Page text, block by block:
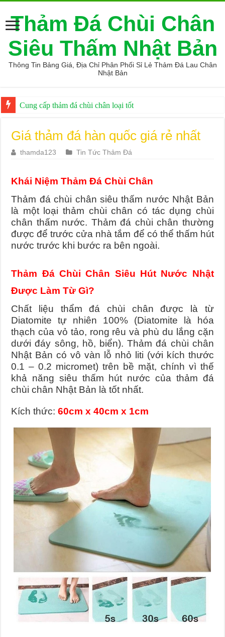
Thảm Đá Chùi Chân
Siêu Thấm Nhật Bản
Thông Tin Bảng Giá, Địa Chỉ Phân Phối Sỉ Lẻ Thảm Đá Lau Chân
Nhật Bản
Cung cấp thảm đá chùi chân loại tốt
Ở đâu bán thảm đá hút nước loại tốt
Giá thảm đá hàn quốc giá rẻ nhất
thamda123 Tin Tức Thảm Đá
Khái Niệm Thảm Đá Chùi Chân
Thảm đá chùi chân siêu thấm nước Nhật Bản
là một loại thảm chùi chân có tác dụng chùi
chân thấm nước. Thảm đá chùi chân thường
được để trước cửa nhà tắm để có thể thấm hút
nước trước khi bước ra bên ngoài.
Thảm Đá Chùi Chân Siêu Hút Nước Nhật
Được Làm Từ Gì?
Chất liệu thẩm đá chùi chân được là từ
Diatomite tự nhiên 100% (Diatomite là hóa
thạch của vỏ tảo, rong rêu và phù du lắng cặn
dưới đáy sông, hồ, biển).Thảm đá chùi chân
Nhật Bản có vô vàn lỗ nhỏ liti (với kích thước
0.1 – 0.2 micromet) trên bề mặt, chính vì thế
khả năng siêu thấm hút nước của thảm đá
chùi chân Nhật Bản là tốt nhất.
Kích thức:60cm x 40cm x 1cm